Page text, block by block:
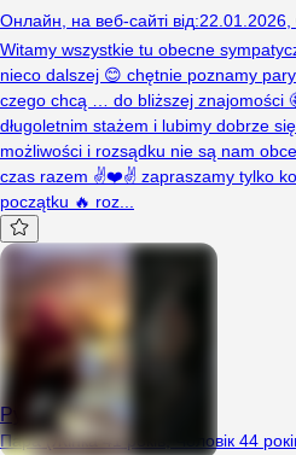
Онлайн
на веб-сайті від:22.01.2026
Witamy wszystkie tu obecne
nieco dalszej 😊 chętnie poznamy
czego chcą … do bliższej znajomości
długoletnim stażem i lubimy dobrze
możliwości i rozsądku nie są nam
czas razem ✌️❤️✌️ zapraszamy tylko
początku 🔥 roz...
PyzKlu
Пара (Жінка 41 років, Чоловік 44